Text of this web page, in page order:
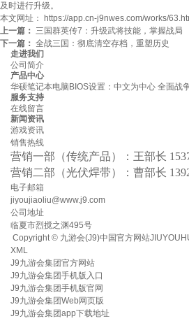
及时进行升级。
本文网址： https://app.cn-j9nwes.com/works/
上一篇： 三国群英传7：升级武将技能，掌握战局
下一篇： 全战三国：彻底清空存档，重塑历史
走进我们
公司简介
产品中心
华硕笔记本电脑BIOS设置：中文为中心 全面战
服务支持
在线留言
新闻资讯
游戏资讯
销售热线
营销一部（传统产品）：王部长
营销二部（光伏焊带）：曹部长
电子邮箱
jiyoujiaoliu@www.j9.com
公司地址
临夏市烈搅之渊495号
Copyright © 九游会(J9)中国官方网站
XML
J9九游会集团官方网站
J9九游会集团手机版入口
J9九游会集团手机版官网
J9九游会集团Web网页版
J9九游会集团app下载地址